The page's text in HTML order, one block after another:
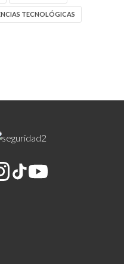
TECNOLÓGICAS